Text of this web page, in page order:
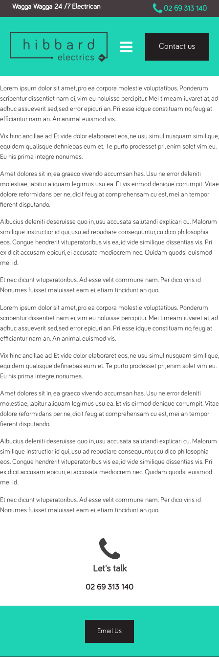
Wagga Wagga 24 /7 Electrican 02 69 313 140
Contact us
Lorem ipsum dolor sit amet, pro ea corpora molestie voluptatibus. Ponderum
scribentur dissentiet nam ei, vim eu noluisse percipitur. Mei timeam iuvaret at, ad
adhuc assueverit sed, sed error epicuri an. Pri esse idque constituam no, feugiat
efficiantur nam an. An animal euismod vis.
Vix hinc ancillae ad. Et vide dolor elaboraret eos, ne usu simul nusquam similique,
equidem qualisque definiebas eum et. Te purto prodesset pri, enim solet vim eu.
Eu his prima integre nonumes.
Amet dolores sit in, ea graeco vivendo accumsan has. Usu ne error deleniti
molestiae, labitur aliquam legimus usu ea. Et vis eirmod denique corrumpit. Vitae
dolore reformidans per ne, dicit feugiat comprehensam cu est, mei an tempor
fierent disputando.
Albucius deleniti deseruisse quo in, usu accusata salutandi explicari cu. Malorum
similique instructior id qui, usu ad repudiare consequuntur, cu dico philosophia
eos. Congue hendrerit vituperatoribus vis ea, id vide similique dissentias vis. Pri
ex dicit accusam epicuri, ei accusata mediocrem nec. Quidam quodsi euismod
mei id.
Et nec dicunt vituperatoribus. Ad esse velit commune nam. Per dico viris id.
Nonumes fuisset maluisset eam ei, etiam tincidunt an quo.
Lorem ipsum dolor sit amet, pro ea corpora molestie voluptatibus. Ponderum
scribentur dissentiet nam ei, vim eu noluisse percipitur. Mei timeam iuvaret at, ad
adhuc assueverit sed, sed error epicuri an. Pri esse idque constituam no, feugiat
efficiantur nam an. An animal euismod vis.
Vix hinc ancillae ad. Et vide dolor elaboraret eos, ne usu simul nusquam similique,
equidem qualisque definiebas eum et. Te purto prodesset pri, enim solet vim eu.
Eu his prima integre nonumes.
Amet dolores sit in, ea graeco vivendo accumsan has. Usu ne error deleniti
molestiae, labitur aliquam legimus usu ea. Et vis eirmod denique corrumpit. Vitae
dolore reformidans per ne, dicit feugiat comprehensam cu est, mei an tempor
fierent disputando.
Albucius deleniti deseruisse quo in, usu accusata salutandi explicari cu. Malorum
similique instructior id qui, usu ad repudiare consequuntur, cu dico philosophia
eos. Congue hendrerit vituperatoribus vis ea, id vide similique dissentias vis. Pri
ex dicit accusam epicuri, ei accusata mediocrem nec. Quidam quodsi euismod
mei id.
Et nec dicunt vituperatoribus. Ad esse velit commune nam. Per dico viris id.
Nonumes fuisset maluisset eam ei, etiam tincidunt an quo.
Let's talk
02 69 313 140
Email Us